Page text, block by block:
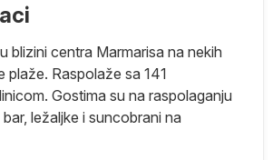
blizini centra Marmarisa na nekih
plaže. Raspolaže sa 141
Gostima su na raspolaganju
ležaljke i suncobrani na